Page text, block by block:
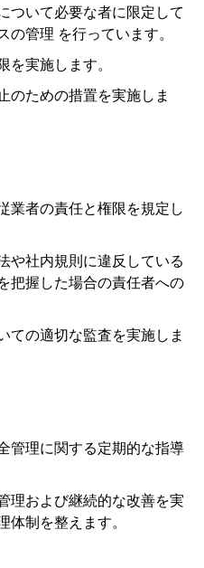
ついて必要な者に限定して
管理 を行っています。
実施します。
のための措置を実施しま
業者の責任と権限を規定し
や社内規則に違反している
把握した場合の責任者への
ての適切な監査を実施しま
管理に関する定期的な指導
理および継続的な改善を実
制を整えます。